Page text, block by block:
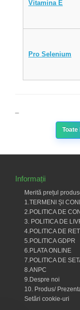
Vitamina E
Pro Selenium
Informații
Merită prețul
1.TERMENI ȘI
2.POLITICA DE
3. POLITICA DE
4.POLITICA DE
5.POLITICA GDPR
6.PLATA ONLINE
7.POLITICA DE
8.ANPC
9.Despre noi
10. Produs/
Setări cookie-uri